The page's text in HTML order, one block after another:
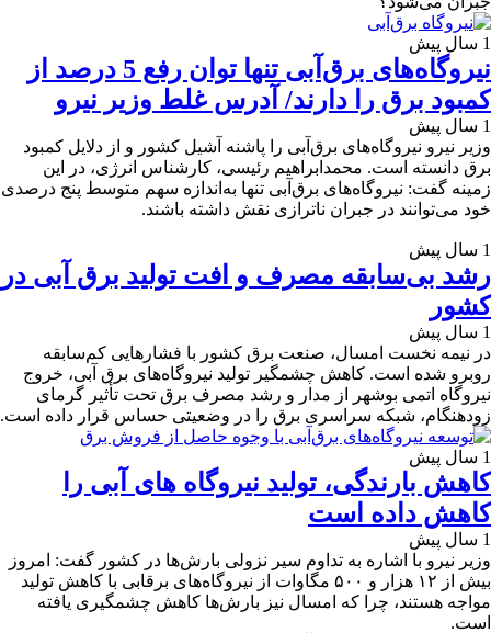
1 سال پیش
نیروگاه‌های برق‌آبی تنها توان رفع 5 درصد از
کمبود برق را دارند/ آدرس غلط وزیر نیرو
1 سال پیش
وزیر نیرو نیروگاه‌های برق‌آبی را پاشنه آشیل کشور و از دلایل کمبود
برق دانسته است. محمدابراهیم رئیسی، کارشناس انرژی، در این
زمینه گفت: نیروگاه‌های برق‌آبی تنها به‌اندازه سهم متوسط پنج درصدی
خود می‌توانند در جبران ناترازی نقش داشته باشند.
1 سال پیش
رشد بی‌سابقه مصرف و افت تولید برق آبی در
کشور
1 سال پیش
در نیمه نخست امسال، صنعت برق کشور با فشارهایی کم‌سابقه
روبرو شده است. کاهش چشمگیر تولید نیروگاه‌های برق آبی، خروج
نیروگاه اتمی بوشهر از مدار و رشد مصرف برق تحت تأثیر گرمای
زودهنگام، شبکه سراسری برق را در وضعیتی حساس قرار داده است.
1 سال پیش
کاهش بارندگی، تولید نیروگاه های آبی را
کاهش داده است
1 سال پیش
وزیر نیرو با اشاره به تداوم سیر نزولی بارش‌ها در کشور گفت: امروز
بیش از ۱۲ هزار و ۵۰۰ مگاوات از نیروگاه‌های برقابی با کاهش تولید
مواجه هستند، چرا که امسال نیز بارش‌ها کاهش چشمگیری یافته
است.